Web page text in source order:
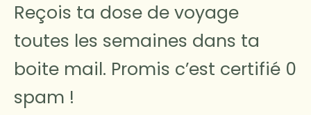
Reçois ta dose de voyage
toutes les semaines dans ta
boite mail. Promis c’est certifié 0
spam !